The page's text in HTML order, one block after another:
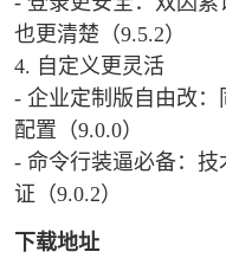
也更清楚（9.5.2）
4. 自定义更灵活
- 企业定制版自由改
配置（9.0.0）
- 命令行装逼必备：
证（9.0.2）
下载地址